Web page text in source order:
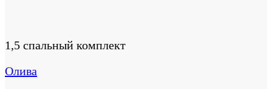
1,5 спальный комплект
Олива